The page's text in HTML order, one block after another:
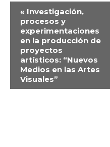
Evento
de
Navegación
« Investigación,
procesos y
experimentaciones
en la producción de
proyectos
artísticos: “Nuevos
Medios en las Artes
Visuales”